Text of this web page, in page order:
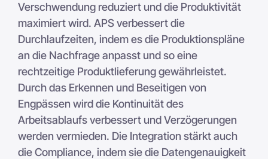
Verschwendung reduziert und die Produktivität
maximiert wird. APS verbessert die
Durchlaufzeiten, indem es die Produktionspläne
an die Nachfrage anpasst und so eine
rechtzeitige Produktlieferung gewährleistet.
Durch das Erkennen und Beseitigen von
Engpässen wird die Kontinuität des
Arbeitsablaufs verbessert und Verzögerungen
werden vermieden. Die Integration stärkt auch
die Compliance, indem sie die Datengenauigkeit